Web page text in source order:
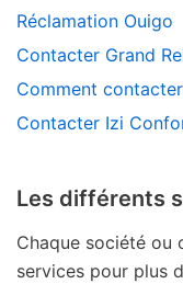
Réclamation Ouigo
Contacter Grand
Comment
Contacter Izi
Les différents
Chaque société ou
services pour plus